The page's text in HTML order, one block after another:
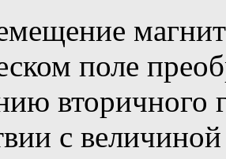
поле
вторичного
с